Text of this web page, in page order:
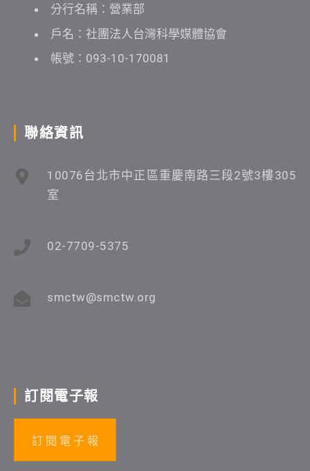
分行名稱：營業部
戶名：社團法人台灣科學媒體協會
帳號：093-10-170081
聯絡資訊
10076台北市中正區重慶南路三段2號3樓305
室
02-7709-5375
smctw@smctw.org
訂閱電子報
訂 閱 電 子 報